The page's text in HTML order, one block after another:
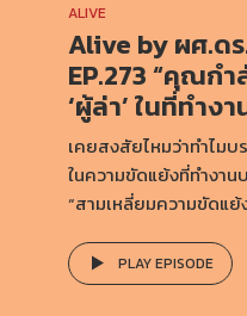
ALIVE
Alive by ผศ.ด
EP.273 “คุณกำ
‘ผู้ล่า’ ในที่ทำง
เคยสงสัยไหมว่าทำไม
ในความขัดแย้งที่ทำงาน
“สามเหลี่ยมความขัดแย้
PLAY EPISODE